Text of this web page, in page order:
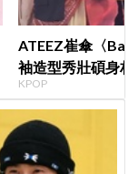
ATEEZ崔傘〈
袖造型秀壯碩身
Shorts演算法
KPOP